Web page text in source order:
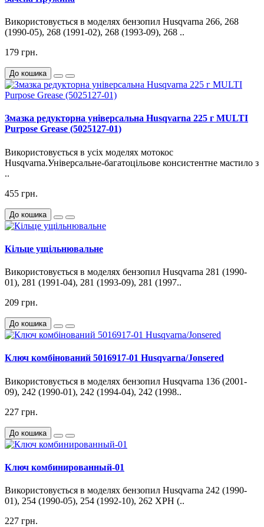
Використовується в моделях бензопил Husqvarna 266, 268
(1990-05), 268 (1991-02), 268 (1993-09), 268 ..
179 грн.
До кошика
Змазка редукторна універсальна Husqvarna 225 г MULTI
Purpose Grease (5025127-01)
Використовується в усіх моделях мотокос
Husqvarna.Універсальне-багатоцільове консистентне мастило з
..
455 грн.
До кошика
Кільце ущільнювальне
Використовується в моделях бензопил Husqvarna 281 (1990-
01), 281 (1991-04), 281 (1993-09), 281 (1997..
209 грн.
До кошика
Ключ комбінований 5016917-01 Husqvarna/Jonsered
Використовується в моделях бензопил Husqvarna 136 (2001-
09), 242 (1990-01), 242 (1994-04), 242 (1998..
227 грн.
До кошика
Ключ комбинированный-01
Використовується в моделях бензопил Husqvarna 242 (1990-
01), 254 (1990-05), 254 (1992-10), 262 XPH (..
227 грн.